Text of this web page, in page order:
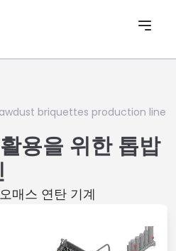
briquettes production line
용을 위한 톱밥
매스 연탄 기계